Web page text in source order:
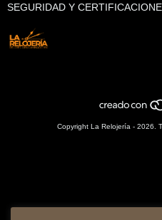
SEGURIDAD Y
Copyright La Relojería - 2026.